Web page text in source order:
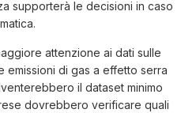
supporterà le decisioni in caso
attenzione ai dati sulle
emissioni di gas a effetto serra
il dataset minimo
dovrebbero verificare quali